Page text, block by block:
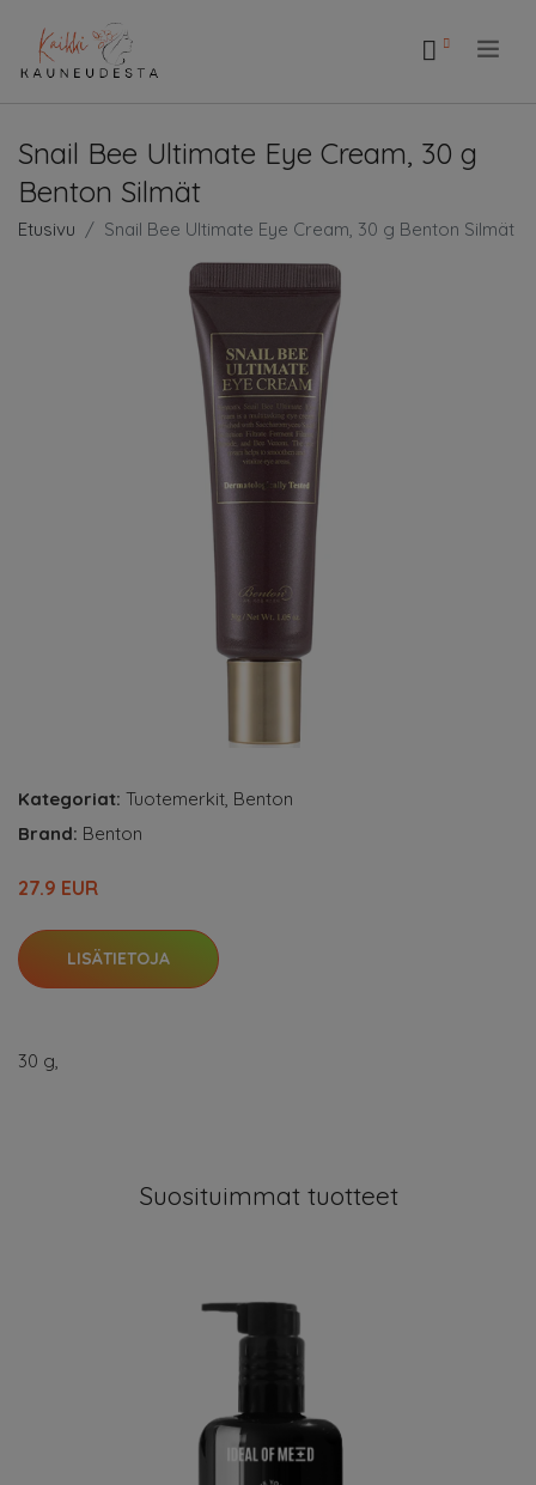
Snail Bee Ultimate Eye Cream, 30 g
Benton Silmät
Etusivu Snail Bee Ultimate Eye Cream, 30 g Benton Silmät
Kategoriat: Tuotemerkit, Benton
Brand: Benton
27.9 EUR
LISÄTIETOJA
30 g,
Suosituimmat tuotteet